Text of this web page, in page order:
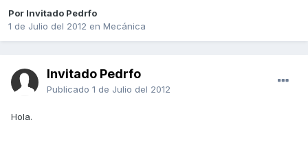
Por Invitado Pedrfo
1 de Julio del 2012 en Mecánica
Invitado Pedrfo
Publicado 1 de Julio del 2012
Hola.